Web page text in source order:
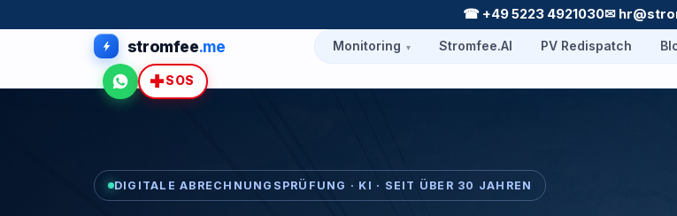
☎ +49 5223 4921030✉
stromfee.me Monitoring Stromfee.AI PV Redispatch
WhatsApp
SOS
DIGITALE ABRECHNUNGSPRÜFUNG · KI · SEIT ÜBER 30 JAHREN